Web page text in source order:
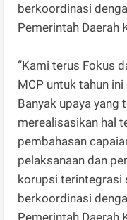
berkoordinasi
Pemerintah Daerah
“Kami terus Fokus
MCP untuk tahun
Banyak upaya yang
merealisasikan hal
pembahasan
pelaksanaan dan
korupsi terintegrasi
berkoordinasi
Pemerintah Daerah